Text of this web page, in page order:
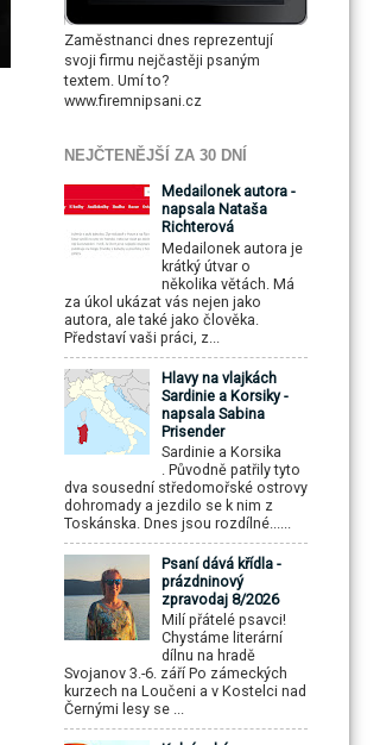
Zaměstnanci dnes reprezentují
svoji firmu nejčastěji psaným
textem. Umí to?
www.firemnipsani.cz
NEJČTENĚJŠÍ ZA 30 DNÍ
Medailonek autora -
napsala Nataša
Richterová
Medailonek autora je
krátký útvar o
několika větách. Má
za úkol ukázat vás nejen jako
autora, ale také jako člověka.
Představí vaši práci, z...
Hlavy na vlajkách
Sardinie a Korsiky -
napsala Sabina
Prisender
Sardinie a Korsika
. Původně patřily tyto
dva sousední středomořské ostrovy
dohromady a jezdilo se k nim z
Toskánska. Dnes jsou rozdílné......
Psaní dává křídla -
prázdninový
zpravodaj 8/2026
Milí přátelé psavci!
Chystáme literární
dílnu na hradě
Svojanov 3.-6. září Po zámeckých
kurzech na Loučeni a v Kostelci nad
Černými lesy se ...